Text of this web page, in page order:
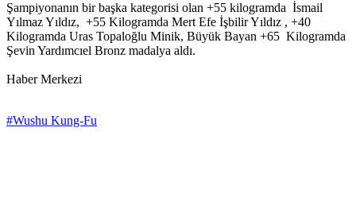
Şampiyonanın bir başka kategorisi olan +55 kilogramda İsmail
Yılmaz Yıldız, +55 Kilogramda Mert Efe İşbilir Yıldız , +40
Kilogramda Uras Topaloğlu Minik, Büyük Bayan +65 Kilogramda
Şevin Yardımcıel Bronz madalya aldı.
Haber Merkezi
#Wushu Kung-Fu